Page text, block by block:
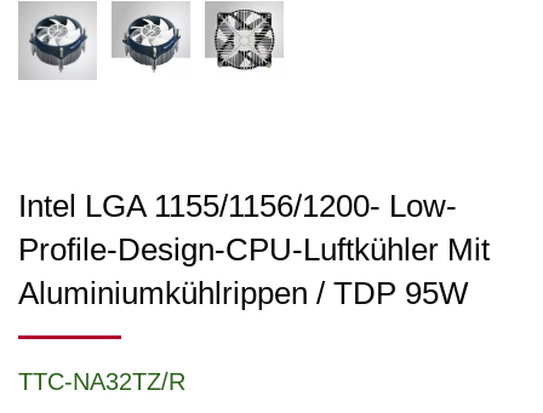
Intel LGA 1155/1156/1200- Low-
Profile-Design-CPU-Luftkühler Mit
Aluminiumkühlrippen / TDP 95W
TTC-NA32TZ/R